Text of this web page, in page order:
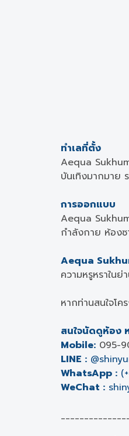
ทำเลที่ตั้ง
Aequa
บันเทิงมากมาย
การออกแบบ
Aequa
กำลังกาย ห้องซ
Aequa
ความหรูหราในย่
หากท่านสนใจโค
สนใจนัดดูห้อง
Mobile: 095-
LINE :
WhatsApp :
WeChat :